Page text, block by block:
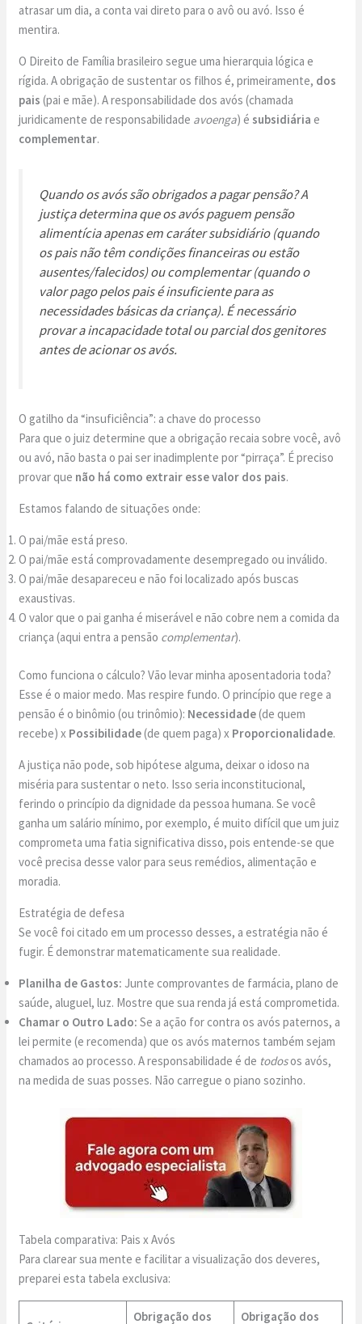
atrasar um dia, a conta vai direto para o avô ou avó. Isso é
mentira.
O Direito de Família brasileiro segue uma hierarquia lógica e
rígida. A obrigação de sustentar os filhos é, primeiramente, dos
pais (pai e mãe). A responsabilidade dos avós (chamada
juridicamente de responsabilidade avoenga) é subsidiária e
complementar.
Quando os avós são obrigados a pagar pensão? A
justiça determina que os avós paguem pensão
alimentícia apenas em caráter subsidiário (quando
os pais não têm condições financeiras ou estão
ausentes/falecidos) ou complementar (quando o
valor pago pelos pais é insuficiente para as
necessidades básicas da criança). É necessário
provar a incapacidade total ou parcial dos genitores
antes de acionar os avós.
O gatilho da “insuficiência”: a chave do processo
Para que o juiz determine que a obrigação recaia sobre você, avô
ou avó, não basta o pai ser inadimplente por “pirraça”. É preciso
provar que não há como extrair esse valor dos pais.
Estamos falando de situações onde:
O pai/mãe está preso.
O pai/mãe está comprovadamente desempregado ou inválido.
O pai/mãe desapareceu e não foi localizado após buscas
exaustivas.
O valor que o pai ganha é miserável e não cobre nem a comida da
criança (aqui entra a pensão complementar).
Como funciona o cálculo? Vão levar minha aposentadoria toda?
Esse é o maior medo. Mas respire fundo. O princípio que rege a
pensão é o binômio (ou trinômio): Necessidade(de quem
recebe) x Possibilidade(de quem paga) x Proporcionalidade.
A justiça não pode, sob hipótese alguma, deixar o idoso na
miséria para sustentar o neto. Isso seria inconstitucional,
ferindo o princípio da dignidade da pessoa humana. Se você
ganha um salário mínimo, por exemplo, é muito difícil que um juiz
comprometa uma fatia significativa disso, pois entende-se que
você precisa desse valor para seus remédios, alimentação e
moradia.
Estratégia de defesa
Se você foi citado em um processo desses, a estratégia não é
fugir. É demonstrar matematicamente sua realidade.
Planilha de Gastos: Junte comprovantes de farmácia, plano de
saúde, aluguel, luz. Mostre que sua renda já está comprometida.
Chamar o Outro Lado: Se a ação for contra os avós paternos, a
lei permite (e recomenda) que os avós maternos também sejam
chamados ao processo. A responsabilidade é de todosos avós,
na medida de suas posses. Não carregue o piano sozinho.
Tabela comparativa: Pais x Avós
Para clarear sua mente e facilitar a visualização dos deveres,
preparei esta tabela exclusiva:
Obrigação dos Obrigação dos